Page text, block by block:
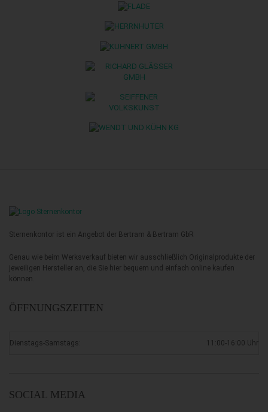
Sternenkontor ist ein Angebot der Bertram & Bertram GbR
Genau wie beim Werksverkauf bieten wir ausschließlich Originalprodukte der
jeweiligen Hersteller an, die Sie hier bequem und einfach online kaufen
können.
ÖFFNUNGSZEITEN
Dienstags-Samstags: 11:00-16:00 Uhr
SOCIAL MEDIA